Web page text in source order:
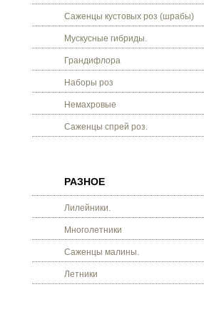
Саженцы кустовых роз (шрабы)
Мускусные гибриды.
Грандифлора
Наборы роз
Немахровые
Саженцы спрей роз.
РАЗНОЕ
Лилейники.
Многолетники
Саженцы малины.
Летники